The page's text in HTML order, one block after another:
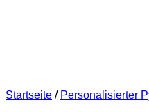
Startseite / Personalisierter